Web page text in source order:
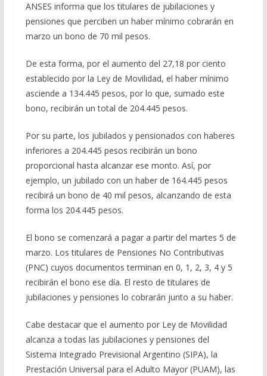
ANSES informa que los titulares de jubilaciones y
pensiones que perciben un haber mínimo cobrarán en
marzo un bono de 70 mil pesos.
De esta forma, por el aumento del 27,18 por ciento
establecido por la Ley de Movilidad, el haber mínimo
asciende a 134.445 pesos, por lo que, sumado este
bono, recibirán un total de 204.445 pesos.
Por su parte, los jubilados y pensionados con haberes
inferiores a 204.445 pesos recibirán un bono
proporcional hasta alcanzar ese monto. Así, por
ejemplo, un jubilado con un haber de 164.445 pesos
recibirá un bono de 40 mil pesos, alcanzando de esta
forma los 204.445 pesos.
El bono se comenzará a pagar a partir del martes 5 de
marzo. Los titulares de Pensiones No Contributivas
(PNC) cuyos documentos terminan en 0, 1, 2, 3, 4 y 5
recibirán el bono ese día. El resto de titulares de
jubilaciones y pensiones lo cobrarán junto a su haber.
Cabe destacar que el aumento por Ley de Movilidad
alcanza a todas las jubilaciones y pensiones del
Sistema Integrado Previsional Argentino (SIPA), la
Prestación Universal para el Adulto Mayor (PUAM), las